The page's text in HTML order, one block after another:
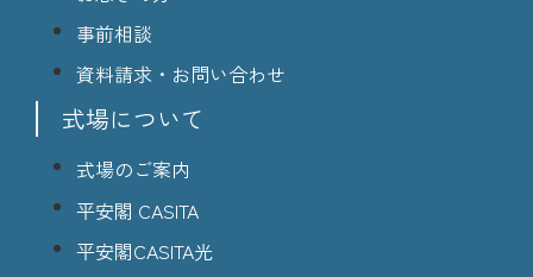
事前相談
資料請求・お問い合わせ
式場について
式場のご案内
平安閣 CASITA
平安閣CASITA光